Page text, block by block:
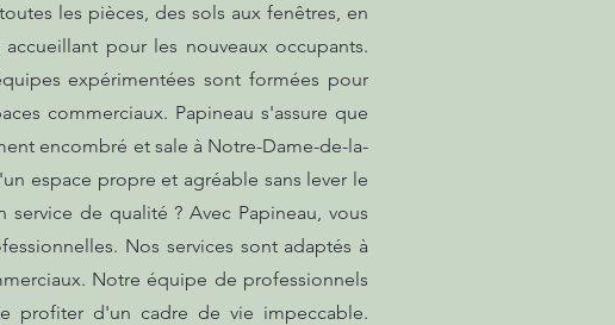
les pièces, des sols aux fenêtres, en
pour les nouveaux occupants.
expérimentées sont formées pour
commerciaux. Papineau s'assure que
encombré et sale à Notre-Dame-de-la-
espace propre et agréable sans lever le
de qualité ? Avec Papineau, vous
Nos services sont adaptés à
Notre équipe de professionnels
profiter d'un cadre de vie impeccable.